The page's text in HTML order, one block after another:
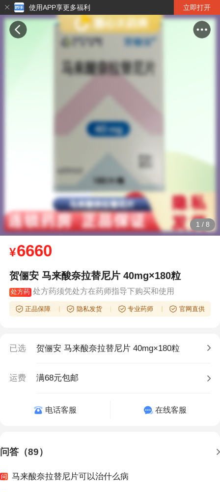
使用APP享更多福利 立即打开
1 / 8
¥6660
贺俪安 马来酸奈拉替尼片 40mg×180粒
处方药 处方药须凭处方在药师指导下购买和使用
正品保障 隐私发货 专业药师 官网直供
已选 贺俪安 马来酸奈拉替尼片 40mg×180粒
运费 满68元包邮
电话客服 在线客服
问答（89）
马来酸奈拉替尼片可以治什么病